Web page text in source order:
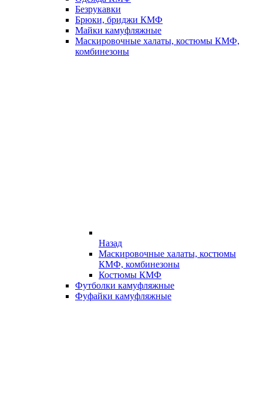
Безрукавки
Брюки, бриджи КМФ
Майки камуфляжные
Маскировочные халаты, костюмы КМФ,
комбинезоны
Назад
Маскировочные халаты, костюмы
КМФ, комбинезоны
Костюмы КМФ
Футболки камуфляжные
Фуфайки камуфляжные